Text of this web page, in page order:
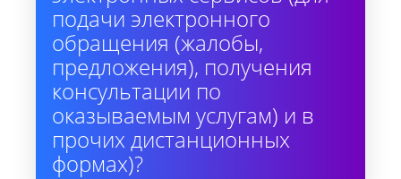
подачи электронного
обращения (жалобы,
предложения), получения
консультации по
оказываемым услугам) и в
прочих дистанционных
формах)?